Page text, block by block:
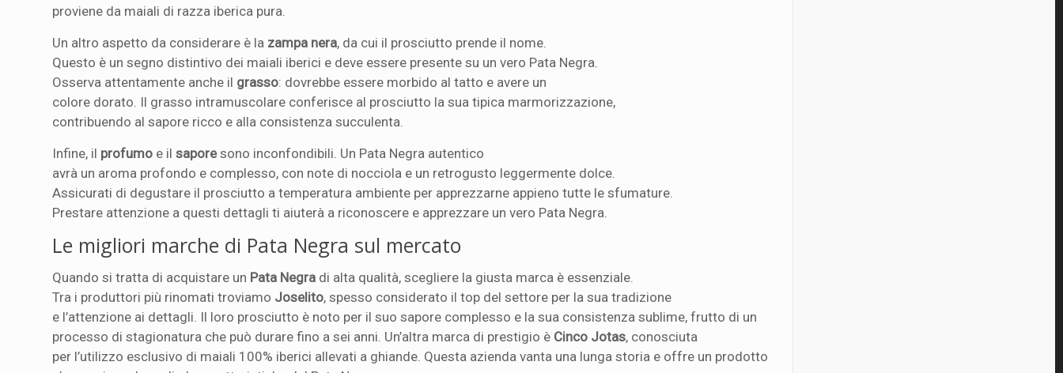
proviene da maiali di razza iberica pura.
Un altro aspetto da considerare è la zampa nera, da cui il prosciutto prende il nome.
Questo è un segno distintivo dei maiali iberici e deve essere presente su un vero Pata Negra.
Osserva attentamente anche il grasso: dovrebbe essere morbido al tatto e avere un
colore dorato. Il grasso intramuscolare conferisce al prosciutto la sua tipica marmorizzazione,
contribuendo al sapore ricco e alla consistenza succulenta.
Infine, il profumo e ilsaporesono inconfondibili. Un Pata Negra autentico
avrà un aroma profondo e complesso, con note di nocciola e un retrogusto leggermente dolce.
Assicurati di degustare il prosciutto a temperatura ambiente per apprezzarne appieno tutte le sfumature.
Prestare attenzione a questi dettagli ti aiuterà a riconoscere e apprezzare un vero Pata Negra.
Le migliori marche di Pata Negra sul mercato
Quando si tratta di acquistare un Pata Negra di alta qualità, scegliere la giusta marca è essenziale.
Tra i produttori più rinomati troviamo Joselito, spesso considerato il top del settore per la sua tradizione
e l’attenzione ai dettagli. Il loro prosciutto è noto per il suo sapore complesso e la sua consistenza sublime, frutto di un
processo di stagionatura che può durare fino a sei anni. Un’altra marca di prestigio è Cinco Jotas, conosciuta
per l’utilizzo esclusivo di maiali 100% iberici allevati a ghiande. Questa azienda vanta una lunga storia e offre un prodotto